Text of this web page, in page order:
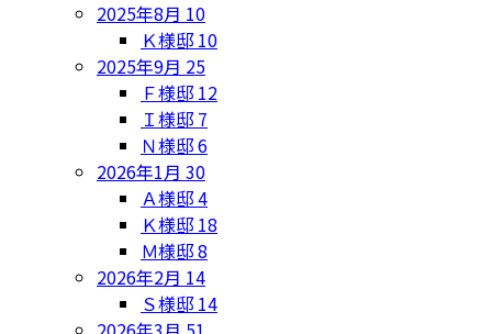
2025年8月 10
Ｋ様邸 10
2025年9月 25
Ｆ様邸 12
Ｉ様邸 7
Ｎ様邸6
2026年1月 30
Ａ様邸4
Ｋ様邸 18
Ｍ様邸8
2026年2月 14
Ｓ様邸 14